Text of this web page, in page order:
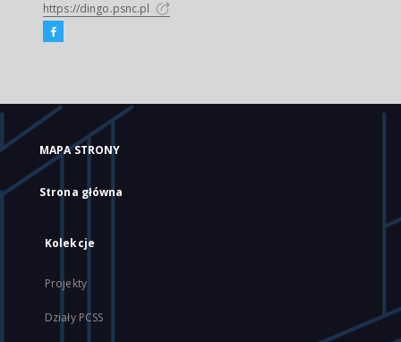
https://dingo.psnc.pl
MAPA STRONY
Strona główna
Kolekcje
Projekty
Działy PCSS